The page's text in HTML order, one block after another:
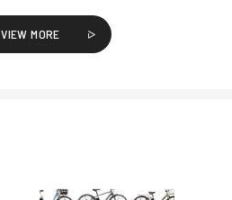
VIEW MORE